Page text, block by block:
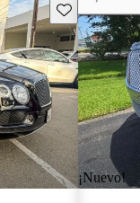
Guarda este
¡Nuevo!